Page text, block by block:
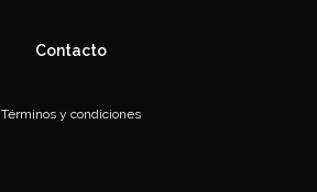
Contacto
Términos y condiciones